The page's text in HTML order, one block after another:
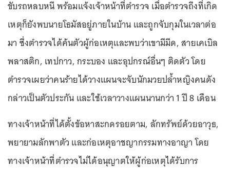
ขับรถหลบหนี พร้อมแจ้งเจ้าหน้าที่ตำรวจ เมื่อตำรวจถึงที่เกิด
เหตุก็ยังพบนายโธมัสอยู่ภายในบ้าน และถูกจับกุมในเวลาต่อ
มา ซึ่งตำรวจได้ค้นตัวผู้ก่อเหตุและพบว่าเขามีมีด, สายเคเบิล
พลาสติก, เทปกาว, กระบอง และอุปกรณ์อื่นๆ ติดตัว โดย
ตำรวจเผยว่าคนร้ายได้วางแผนจะจับนักมวยปล้ำหญิงคนดัง
กล่าวเป็นตัวประกัน และใช้เวลาวางแผนนานกว่า 1 ปี 8 เดือน
ทางเจ้าหน้าที่ได้ตั้งข้อหาสะกดรอยตาม, ลักทรัพย์ด้วยอาวุธ,
พยายามลักพาตัว และก่อเหตุอาชญากรรมทางอาญา โดย
ทางเจ้าหน้าที่ตำรวจไม่ได้อนุญาตให้ผู้ก่อเหตุได้รับการ